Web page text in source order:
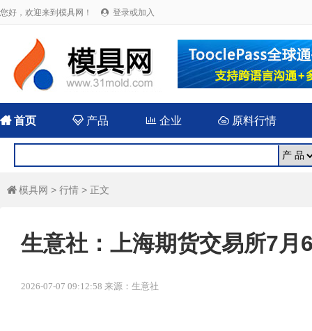
您好，欢迎来到模具网！  登录或加入
首页  产品 企业 原料行情
 模具网 > 行情 > 正文
生意社：上海期货交易所7月
2026-07-07 09:12:58 来源：生意社